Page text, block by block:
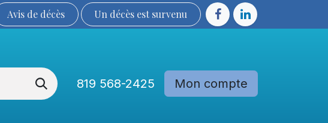
Avis de décès Un décès est sur​​​​​​​​ve​nu​​​​​​​​​​
819 568-2425 Mon compte